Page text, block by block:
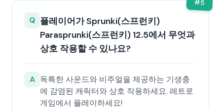
#5
Q 플레이어가 Sprunki(스프런키)
Parasprunki(스프런키) 12.5에서 무엇과
상호 작용할 수 있나요?
A 독특한 사운드와 비주얼을 제공하는 기생충
에 감염된 캐릭터와 상호 작용하세요. 레트로
게임에서 플레이하세요!